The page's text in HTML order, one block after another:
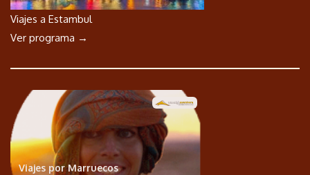
Viajes a Estambul
Ver programa →
Viajes por Marruecos